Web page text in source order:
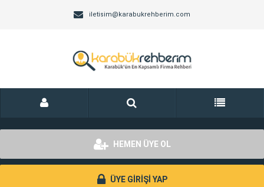
iletisim@karabukrehberim.com
HEMEN ÜYE OL
ÜYE GİRİŞİ YAP